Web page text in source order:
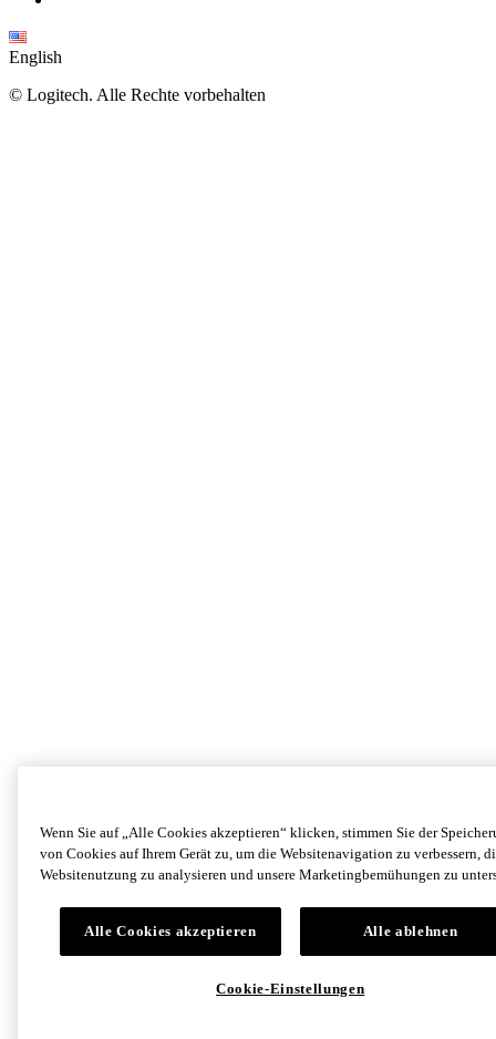
English
© Logitech. Alle Rechte vorbehalten
Wenn Sie auf „Alle Cookies akzeptieren“ klicken, stimmen Sie der
von Cookies auf Ihrem Gerät zu, um die Websitenavigation zu verbessern,
Websitenutzung zu analysieren und unsere Marketingbemühungen zu
Alle Cookies akzeptieren Alle ablehnen
Cookie-Einstellungen